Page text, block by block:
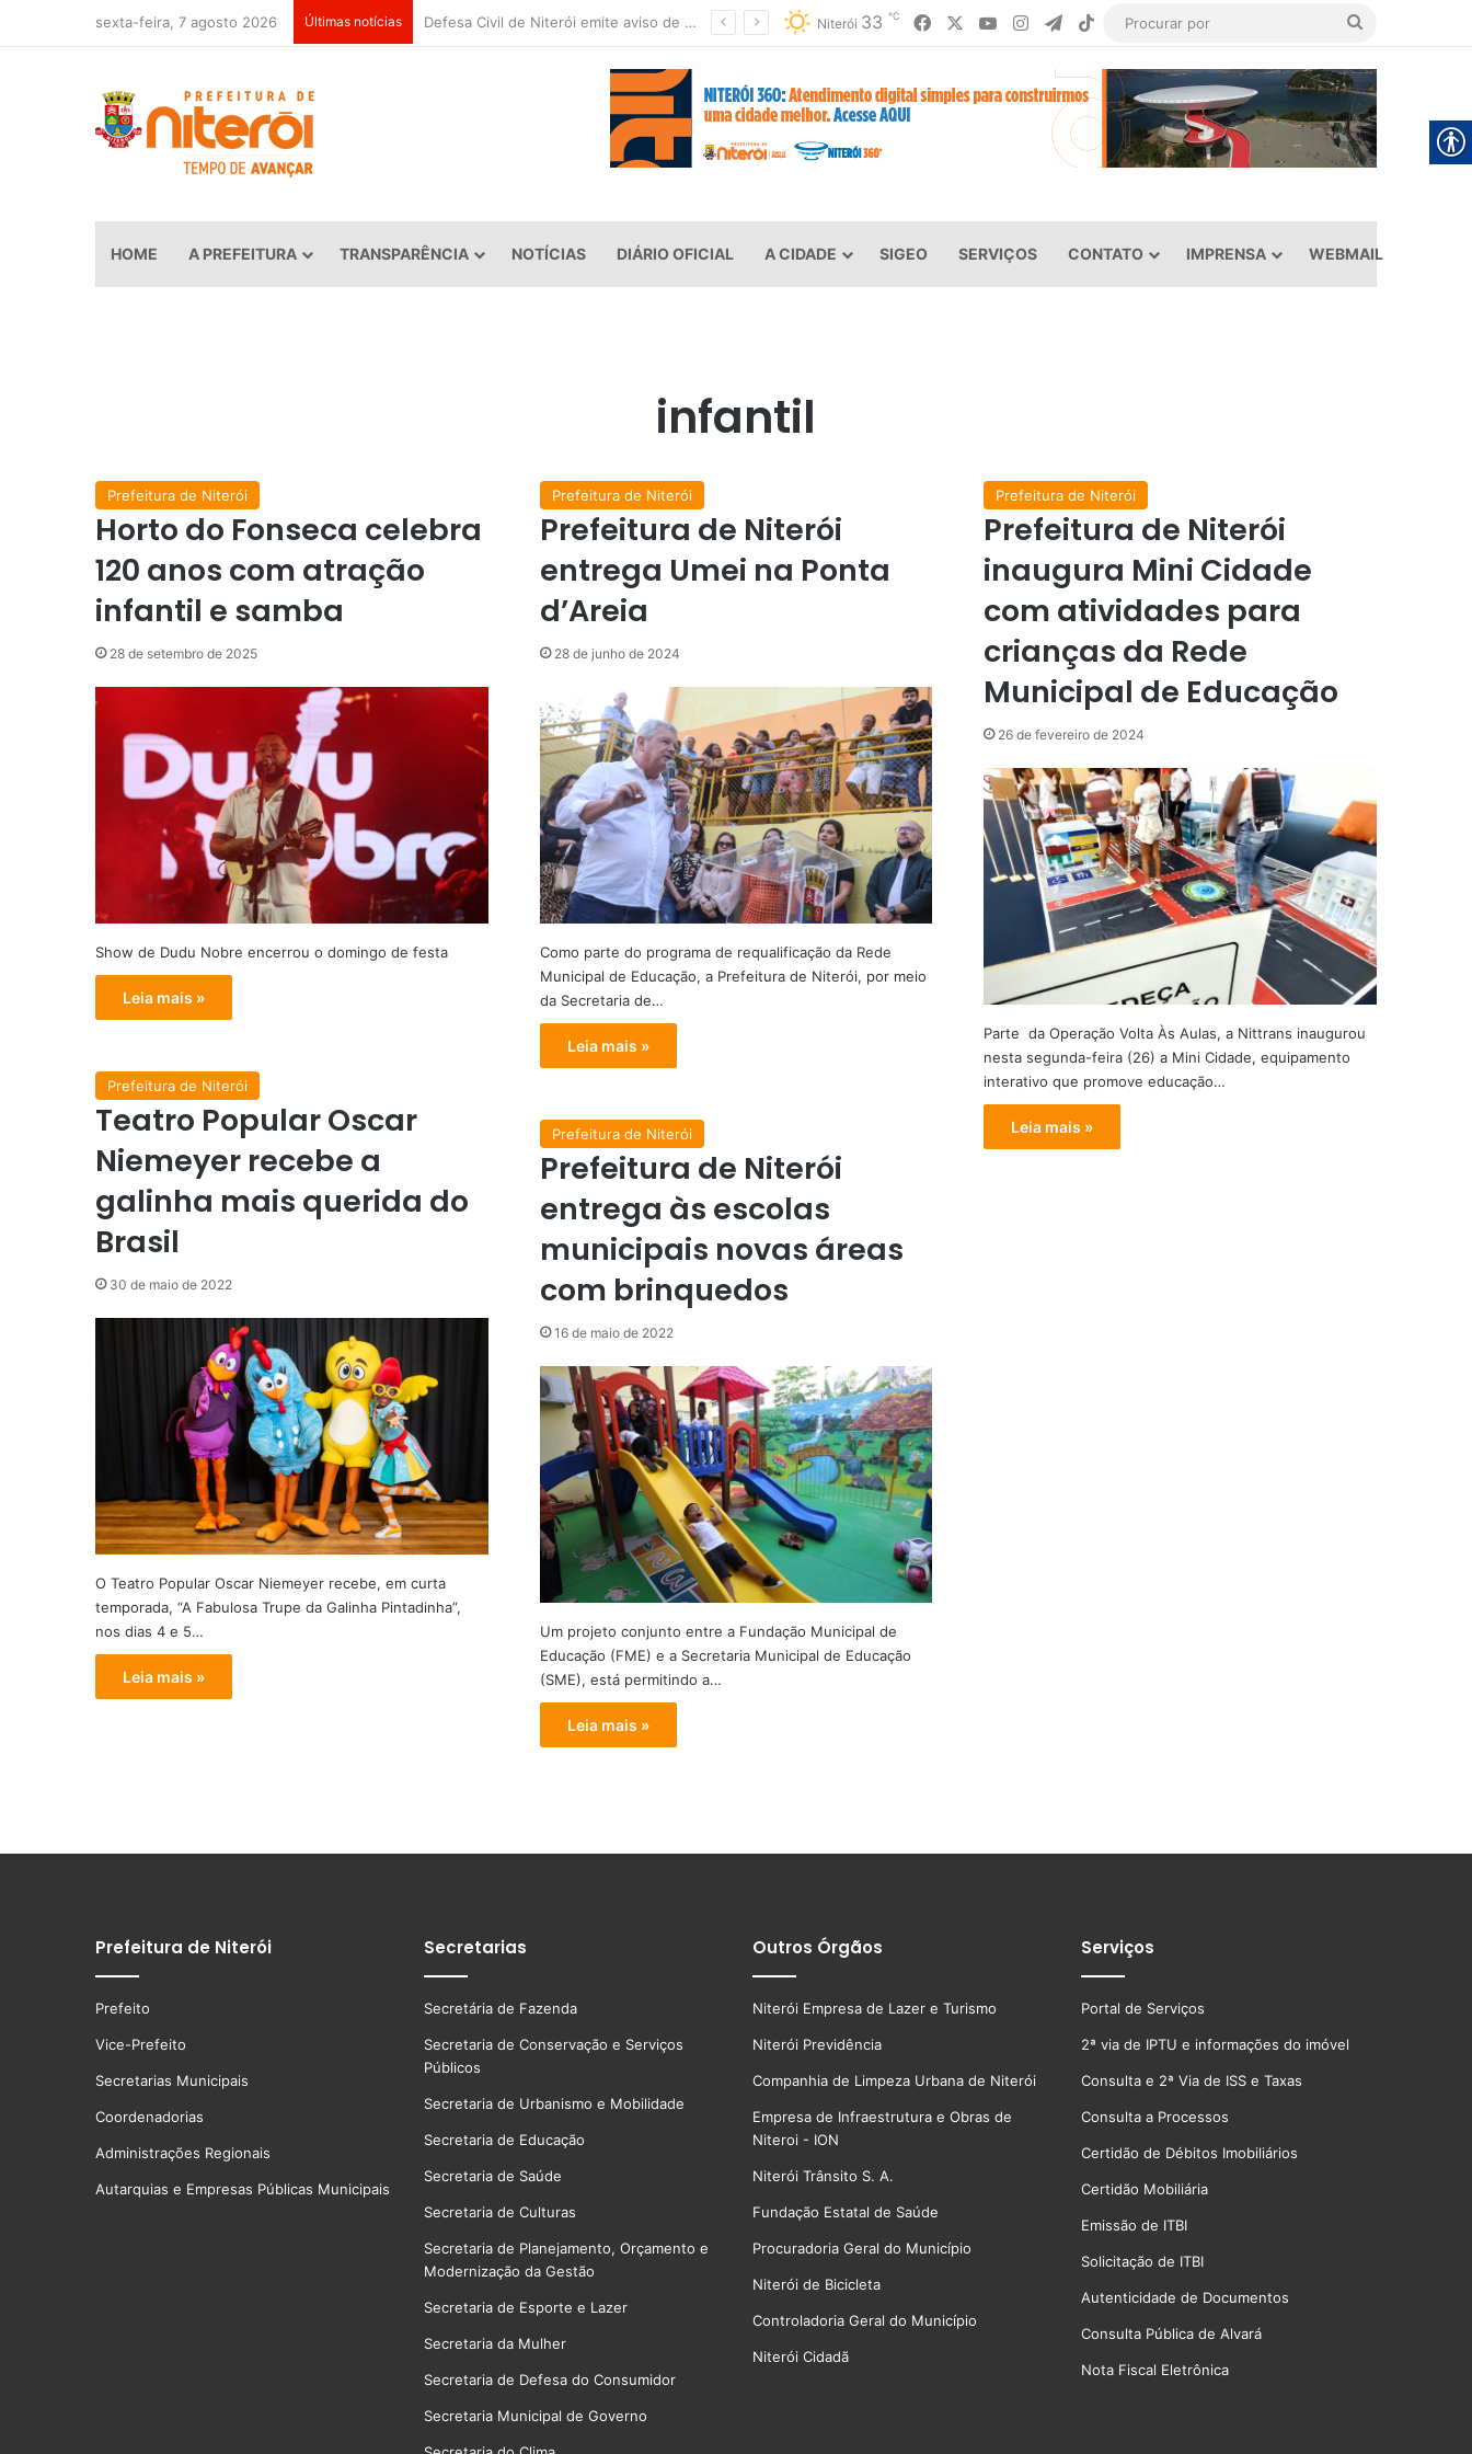
sexta-feira, 7 agosto 2026 Últimas notícias Defesa Civil de Niterói emite aviso de ventos fortes para esta sexta-feira (07) Niterói 33 ℃ Facebook YouTubeInstagramTelegram
TikTok
HOME A PREFEITURA TRANSPARÊNCIA NOTÍCIAS DIÁRIO OFICIAL A CIDADE SIGEO SERVIÇOS CONTATO IMPRENSA WEBMAIL
infantil
Prefeitura de Niterói
Horto do Fonseca celebra
120 anos com atração
infantil e samba
28 de setembro de 2025
Show de Dudu Nobre encerrou o domingo de festa
Leia mais »
Prefeitura de Niterói
Prefeitura de Niterói
entrega Umei na Ponta
d’Areia
28 de junho de 2024
Como parte do programa de requalificação da Rede
Municipal de Educação, a Prefeitura de Niterói, por meio
da Secretaria de…
Leia mais »
Prefeitura de Niterói
Prefeitura de Niterói
inaugura Mini Cidade
com atividades para
crianças da Rede
Municipal de Educação
26 de fevereiro de 2024
Parte da Operação Volta Às Aulas, a Nittrans inaugurou
nesta segunda-feira (26) a Mini Cidade, equipamento
interativo que promove educação…
Leia mais »
Prefeitura de Niterói
Teatro Popular Oscar
Niemeyer recebe a
galinha mais querida do
Brasil
30 de maio de 2022
O Teatro Popular Oscar Niemeyer recebe, em curta
temporada, “A Fabulosa Trupe da Galinha Pintadinha”,
nos dias 4 e 5…
Leia mais »
Prefeitura de Niterói
Prefeitura de Niterói
entrega às escolas
municipais novas áreas
com brinquedos
16 de maio de 2022
Um projeto conjunto entre a Fundação Municipal de
Educação (FME) e a Secretaria Municipal de Educação
(SME), está permitindo a…
Leia mais »
Prefeitura de Niterói
Prefeito
Vice-Prefeito
Secretarias Municipais
Coordenadorias
Administrações Regionais
Autarquias e Empresas Públicas Municipais
Secretarias
Secretária de Fazenda
Secretaria de Conservação e Serviços
Públicos
Secretaria de Urbanismo e Mobilidade
Secretaria de Educação
Secretaria de Saúde
Secretaria de Culturas
Secretaria de Planejamento, Orçamento e
Modernização da Gestão
Secretaria de Esporte e Lazer
Secretaria da Mulher
Secretaria de Defesa do Consumidor
Secretaria Municipal de Governo
Outros Órgãos
Niterói Empresa de Lazer e Turismo
Niterói Previdência
Companhia de Limpeza Urbana de Niterói
Empresa de Infraestrutura e Obras de
Niteroi - ION
Niterói Trânsito S. A.
Fundação Estatal de Saúde
Procuradoria Geral do Município
Niterói de Bicicleta
Controladoria Geral do Município
Niterói Cidadã
Serviços
Portal de Serviços
2ª via de IPTU e informações do imóvel
Consulta e 2ª Via de ISS e Taxas
Consulta a Processos
Certidão de Débitos Imobiliários
Certidão Mobiliária
Emissão de ITBI
Solicitação de ITBI
Autenticidade de Documentos
Consulta Pública de Alvará
Nota Fiscal Eletrônica